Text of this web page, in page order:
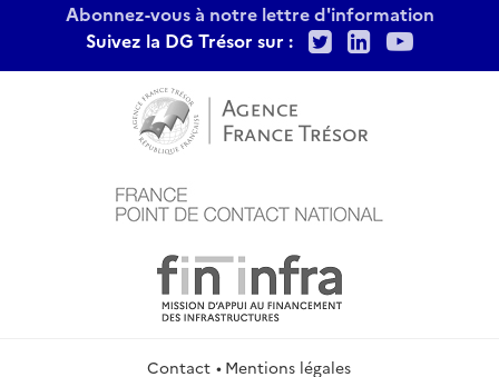
Abonnez-vous à notre lettre d'information
Suivez la DG Trésor sur :
TwitterLinkedIn
Contact Mentions légales